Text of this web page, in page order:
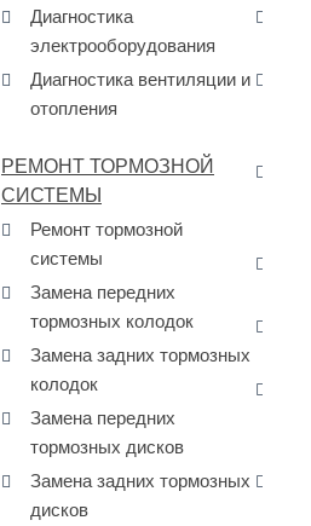
Диагностика
электрооборудования
Диагностика вентиляции и
отопления
РЕМОНТ ТОРМОЗНОЙ
СИСТЕМЫ
Ремонт тормозной
системы
Замена передних
тормозных колодок
Замена задних тормозных
колодок
Замена передних
тормозных дисков
Замена задних тормозных
дисков